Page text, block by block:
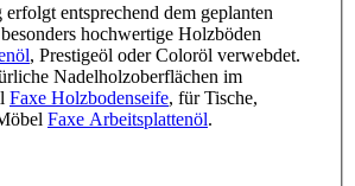
entsprechend dem geplanten
hochwertige Holzböden
, Prestigeöl oder Coloröl verwebdet.
Nadelholzoberflächen im
Faxe Holzbodenseife, für Tische,
Faxe Arbeitsplattenöl.